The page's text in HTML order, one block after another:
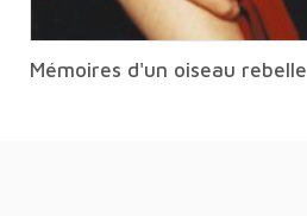
Mémoires d'un oiseau rebelle